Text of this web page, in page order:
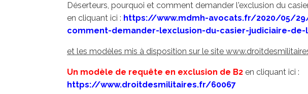
Déserteurs, pourquoi et comment demander l'exclusion du
en cliquant ici : https://www.mdmh-avocats.fr/2020/05/
comment-demander-lexclusion-du-casier-judiciaire-
et les modèles mis à disposition sur le site
Un modèle de requête en exclusion de B2 en cliquant ici :
https://www.droitdesmilitaires.fr/60067